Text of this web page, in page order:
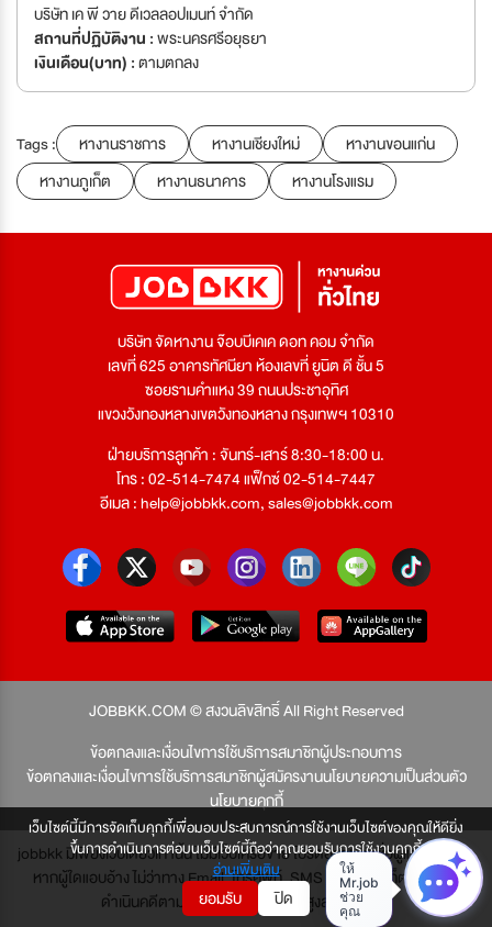
เว็บไซต์นี้มีการจัดเก็บคุกกี้เพื่อมอบประสบการณ์การใช้งานเว็บไซต์ของคุณให้ดียิ่ง
ขึ้นการดำเนินการต่อบนเว็บไซต์นี้ถือว่าคุณยอมรับการใช้งานคุกกี้
อ่านเพิ่มเติม
ยอมรับ ปิด
บริษัท เค พี วาย ดีเวลลอปเมนท์ จำกัด
สถานที่ปฏิบัติงาน :พระนครศรีอยุธยา
เงินเดือน(บาท) :ตามตกลง
Tags : หางานราชการ หางานเชียงใหม่
หางานขอนแก่น
หางานภูเก็ต
หางานธนาคาร หางานโรงแรม
บริษัท จัดหางาน จ๊อบบีเคเค ดอท คอม จำกัด
เลขที่ 625 อาคารทัศนียา ห้องเลขที่ ยูนิต ดี ชั้น 5
ซอยรามคำแหง 39 ถนนประชาอุทิศ
แขวงวังทองหลางเขตวังทองหลาง กรุงเทพฯ 10310
ฝ่ายบริการลูกค้า : จันทร์-เสาร์ 8:30-18:00 น.
โทร : 02-514-7474 แฟ็กซ์ 02-514-7447
อีเมล :help@jobbkk.com,sales@jobbkk.com
JOBBKK.COM © สงวนลิขสิทธิ์ All Right Reserved
ข้อตกลงและเงื่อนไขการใช้บริการสมาชิกผู้ประกอบการ
ข้อตกลงและเงื่อนไขการใช้บริการสมาชิกผู้สมัครงานนโยบายความเป็นส่วนตัว
นโยบายคุกกี้
jobbkk มีเพียงเว็บเดียวเท่านั้น ไม่มีเว็บเครือข่าย โปรดอย่าหลงเชื่อผู้แอบอ้าง และ
หากผู้ใดแอบอ้าง ไม่ว่าทาง Email, โทรศัพท์, SMS หรือทางใดก็ตาม จะถูก
ดำเนินคดีตามที่กฎหมายบัญญัติไว้สูงสุด